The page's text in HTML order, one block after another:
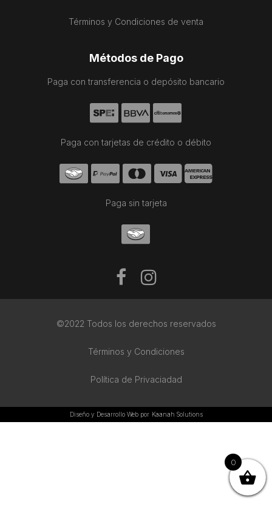
Términos y Condiciones de venta
Métodos de Pago
Paga con transferencia o depósito bancario
Paga con tarjetas de crédito o débito
Paga sin tarjeta
©2022 Todos los derechos reservados
Términos y Condiciones
Política de Privaciadad
Diseño y Desarrollo Web por Kaanah Solutions
0